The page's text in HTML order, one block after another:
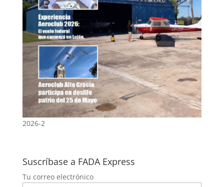
2026-2
Suscríbase a FADA Express
Tu correo electrónico